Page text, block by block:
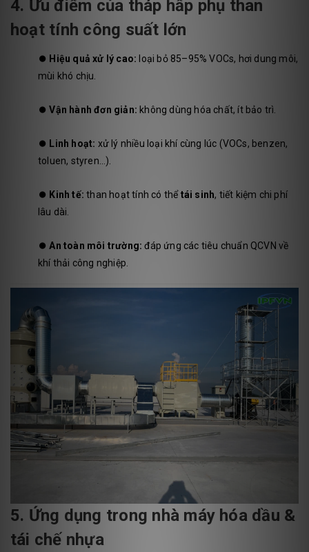
4. Ưu điểm của tháp hấp phụ than
hoạt tính công suất lớn
⏺️ Hiệu quả xử lý cao: loại bỏ 85–95% VOCs, hơi dung môi,
mùi khó chịu.
⏺️Vận hành đơn giản: không dùng hóa chất, ít bảo trì.
⏺️ Linh hoạt: xử lý nhiều loại khí cùng lúc (VOCs, benzen,
toluen, styren…).
⏺️ Kinh tế: than hoạt tính có thểtái sinh, tiết kiệm chi phí
lâu dài.
⏺️An toàn môi trường: đáp ứng các tiêu chuẩn QCVN về
khí thải công nghiệp.
5. Ứng dụng trong nhà máy hóa dầu &
tái chế nhựa